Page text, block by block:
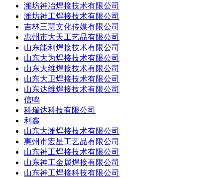
潍坊神冶焊接技术有限公司
潍坊神工焊接技术有限公司
吉林三慧文化传媒有限公司
惠州市大天工艺品有限公司
山东能利焊接技术有限公司
山东大为焊接技术有限公司
山东大维焊接技术有限公司
山东大卫焊接技术有限公司
山东达维焊接技术有限公司
信鸣
科瑞达科技有限公司
利鑫
山东大潍焊接技术有限公司
惠州市宏星工艺品有限公司
山东神工焊接技术有限公司
山东神工金属焊接有限公司
山东神工焊接科技有限公司